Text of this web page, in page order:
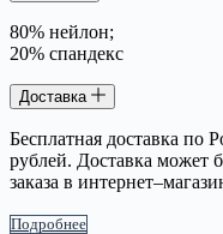
80% нейлон;
20% спандекс
Доставка
Бесплатная доставка по
рублей. Доставка может
заказа в
Подробнее